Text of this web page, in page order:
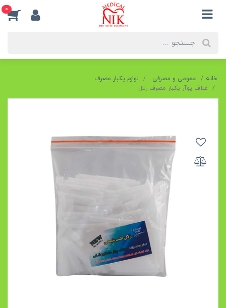
0
خانه عمومی و مصرفی
لوازم یکبار مصرف
غلاف پوآر یکبار مصرف زلال